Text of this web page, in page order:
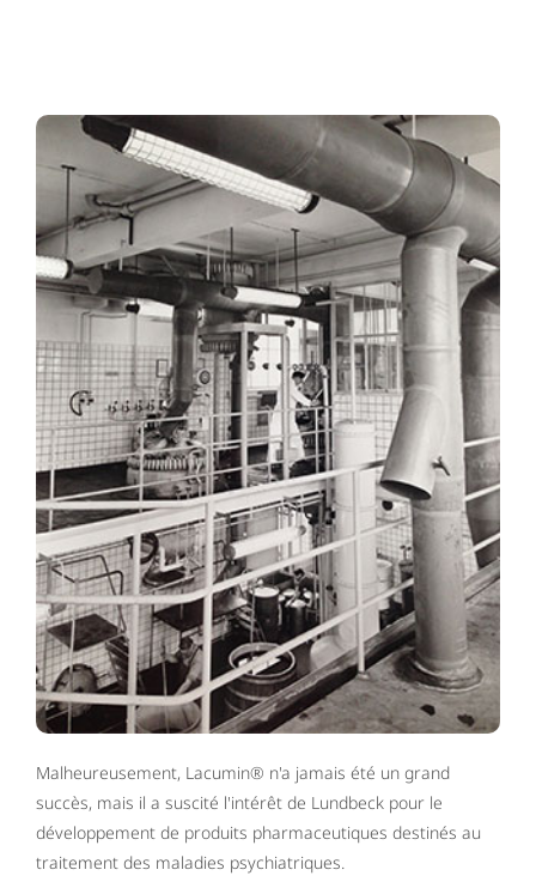
Malheureusement, Lacumin® n'a jamais été un grand
succès, mais il a suscité l'intérêt de Lundbeck pour le
développement de produits pharmaceutiques destinés au
traitement des maladies psychiatriques.